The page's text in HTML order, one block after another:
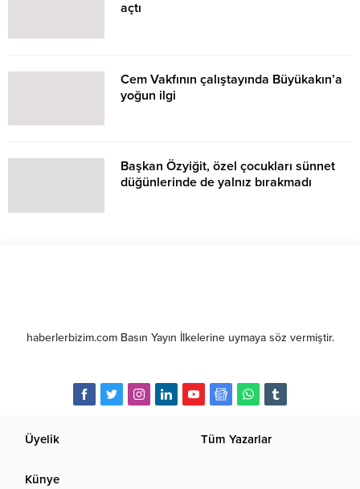
açtı
Cem Vakfının çalıştayında Büyükakın’a
yoğun ilgi
Başkan Özyiğit, özel çocukları sünnet
düğünlerinde de yalnız bırakmadı
haberlerbizim.com Basın Yayın İlkelerine uymaya söz vermiştir.
Üyelik Tüm Yazarlar
Künye